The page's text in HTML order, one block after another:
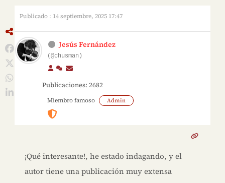
Publicado : 14 septiembre, 2025 17:47
Jesús Fernández
(@chusman)
Publicaciones: 2682
Miembro famoso Admin
¡Qué interesante!, he estado indagando, y el
autor tiene una publicación muy extensa